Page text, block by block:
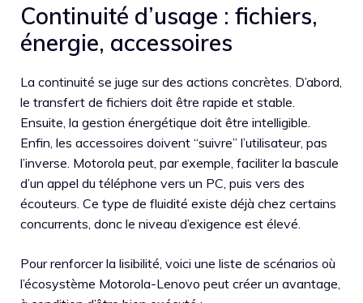
Continuité d’usage : fichiers,
énergie, accessoires
La continuité se juge sur des actions concrètes. D’abord,
le transfert de fichiers doit être rapide et stable.
Ensuite, la gestion énergétique doit être intelligible.
Enfin, les accessoires doivent “suivre” l’utilisateur, pas
l’inverse. Motorola peut, par exemple, faciliter la bascule
d’un appel du téléphone vers un PC, puis vers des
écouteurs. Ce type de fluidité existe déjà chez certains
concurrents, donc le niveau d’exigence est élevé.
Pour renforcer la lisibilité, voici une liste de scénarios où
l’écosystème Motorola-Lenovo peut créer un avantage,